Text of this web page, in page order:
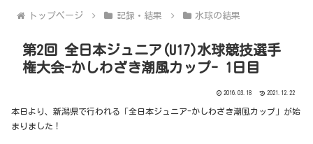
トップページ 記録・結果 水球の結果
第2回 全日本ジュニア(U17)水球競技選手
権大会-かしわざき潮風カップ- 1日目
2016.03.18 2021.12.22
本日より、新潟県で行われる「全日本ジュニア-かしわざき潮風カップ」が始
まりました！